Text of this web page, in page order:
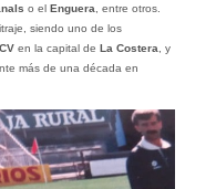
o el Enguera , entre otros.
siendo uno de los
en la capital de La Costera , y
más de una década en